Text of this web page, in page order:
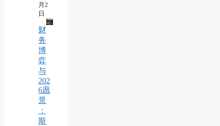
月2
日
财
务
博
弈
与
202
6愿
景
：
斯